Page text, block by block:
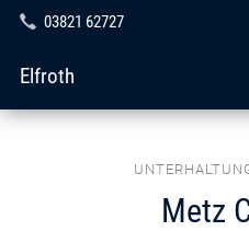
03821 62727
Elfroth
Metz